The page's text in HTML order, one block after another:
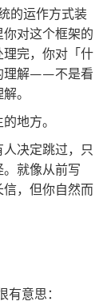
的运作方式装
对这个框架的
完，你对「什
理解——不是看
。
地方。
决定跳过，只
就像从前写
，但你自然而
意思：